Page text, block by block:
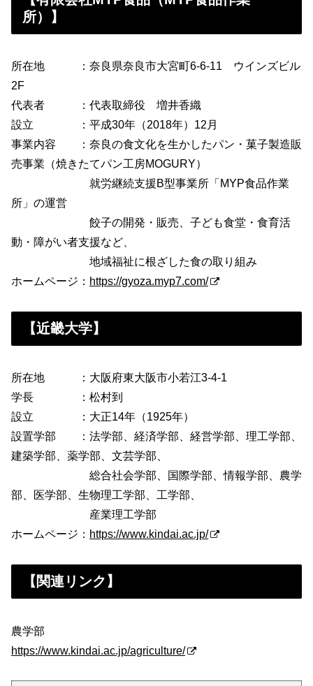
所）】
所在地 ：奈良県奈良市大宮町6-6-11 ウインズビル
2F
代表者 ：代表取締役 増井香織
設立 ：平成30年（2018年）12月
事業内容 ：奈良の食文化を生かしたパン・菓子製造販
売事業（焼きたてパン工房MOGURY）
就労継続支援B型事業所「MYP食品作業
所」の運営
餃子の開発・販売、子ども食堂・食育活
動・障がい者支援など、
地域福祉に根ざした食の取り組み
ホームページ： https://gyoza.myp7.com/
【近畿大学】
所在地 ：大阪府東大阪市小若江3-4-1
学長 ：松村到
設立 ：大正14年（1925年）
設置学部 ：法学部、経済学部、経営学部、理工学部、
建築学部、薬学部、文芸学部、
総合社会学部、国際学部、情報学部、農学
部、医学部、生物理工学部、工学部、
産業理工学部
ホームページ： https://www.kindai.ac.jp/
【関連リンク】
農学部
https://www.kindai.ac.jp/agriculture/